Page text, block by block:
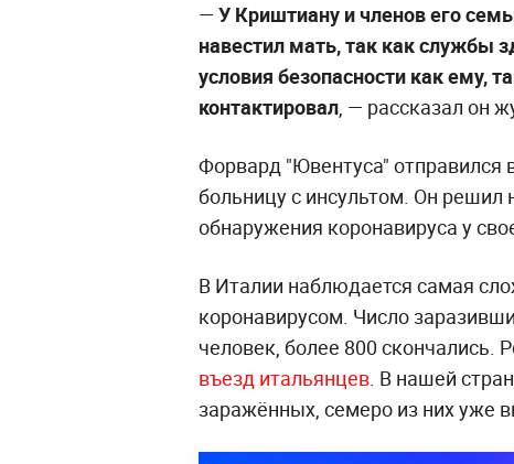
— У Криштиану и членов его
навестил мать, так как службы
условия безопасности как ему,
контактировал, — рассказал он
Форвард "Ювентуса" отправился
больницу с инсультом. Он
обнаружения коронавируса у
В Италии наблюдается самая
коронавирусом. Число
человек, более 800 скончались.
въезд итальянцев. В нашей
заражённых, семеро из них уже